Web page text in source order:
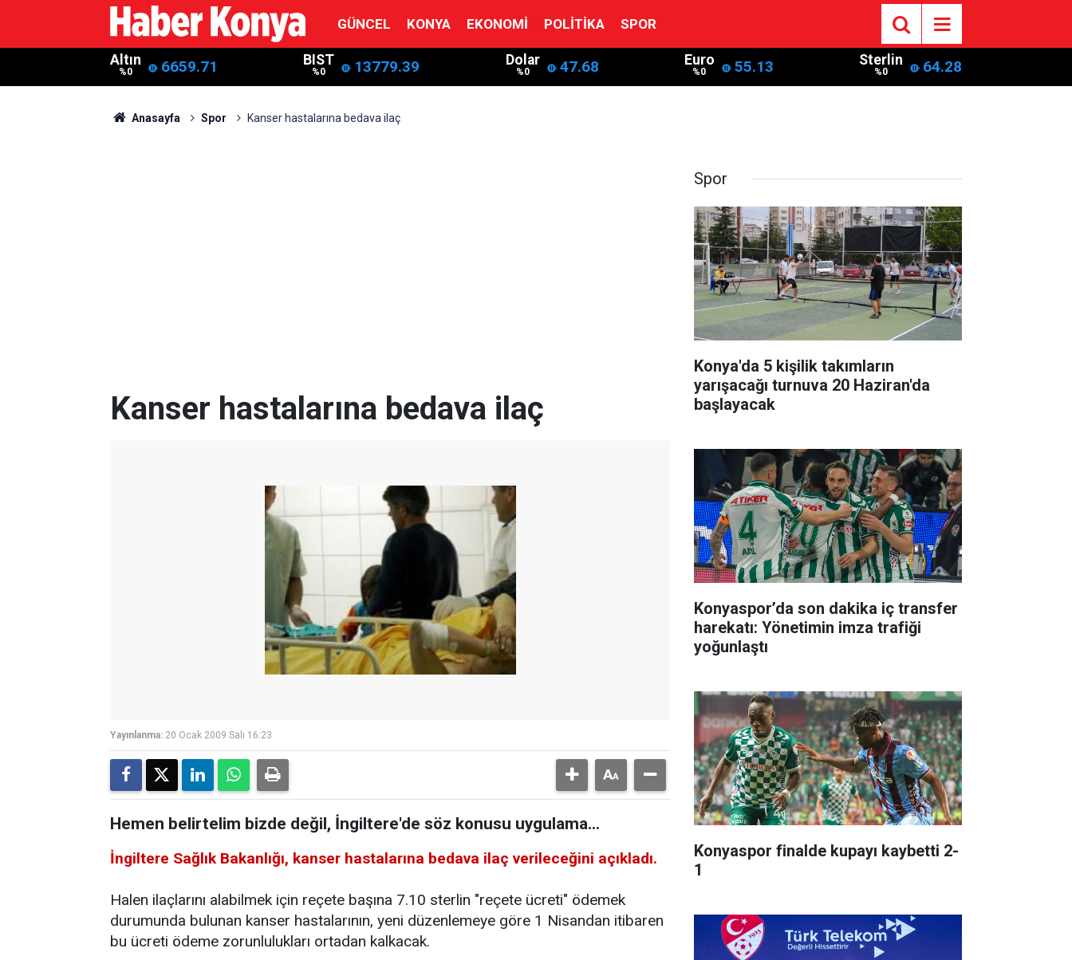
GÜNCEL KONYA EKONOMI POLITIKA SPOR
Altın
%0 6659.71 BIST
%0 13779.39 Dolar
%0 47.68 Euro
%0 55.13 Sterlin
%0 64.28
Anasayfa Spor Kanser hastalarına bedava ilaç
Kanser hastalarına bedava ilaç
Yayınlanma: 20 Ocak 2009 Salı 16:23
Hemen belirtelim bizde değil, İngiltere'de söz konusu uygulama...
İngiltere Sağlık Bakanlığı, kanser hastalarına bedava ilaç verileceğini açıkladı.
Halen ilaçlarını alabilmek için reçete başına 7.10 sterlin "reçete ücreti" ödemek
durumunda bulunan kanser hastalarının, yeni düzenlemeye göre 1 Nisandan itibaren
bu ücreti ödeme zorunlulukları ortadan kalkacak.
Spor
Konya'da 5 kişilik takımların
yarışacağı turnuva 20 Haziran'da
başlayacak
Konyaspor’da son dakika iç transfer
harekatı: Yönetimin imza trafiği
yoğunlaştı
Konyaspor finalde kupayı kaybetti 2-
1